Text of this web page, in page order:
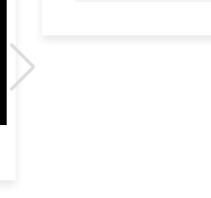
ライブソナーをより身